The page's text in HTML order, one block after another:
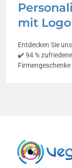
mit
Entdecken Sie
✔️ 94 %